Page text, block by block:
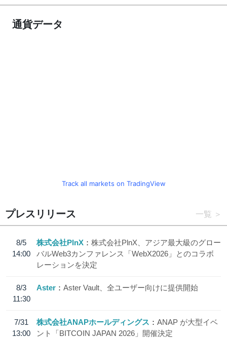
通貨データ
Track all markets on TradingView
プレスリリース 一覧
8/5
14:00
株式会社PlnX
株式会社PlnX、アジア最大級のグロー
バルWeb3カンファレンス「WebX2026」とのコラボ
レーションを決定
8/3
11:30
Aster Aster Vault、全ユーザー向けに提供開始
7/31
13:00
株式会社ANAPホールディングス
ANAP が大型イベ
ント「BITCOIN JAPAN 2026」開催決定